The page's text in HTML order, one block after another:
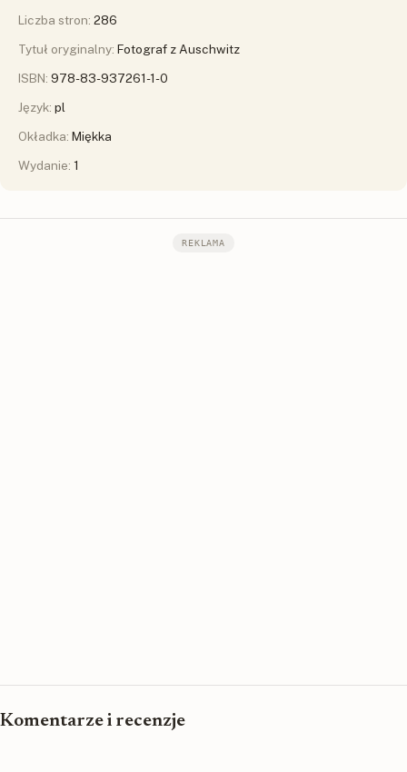
Liczba stron: 286
Tytuł oryginalny: Fotograf z Auschwitz
ISBN: 978-83-937261-1-0
Język: pl
Okładka: Miękka
Wydanie: 1
REKLAMA
Komentarze i recenzje